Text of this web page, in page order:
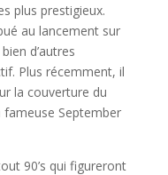
plus prestigieux.
au lancement sur
d’autres
Plus récemment, il
la couverture du
fameuse September
90’s qui figureront